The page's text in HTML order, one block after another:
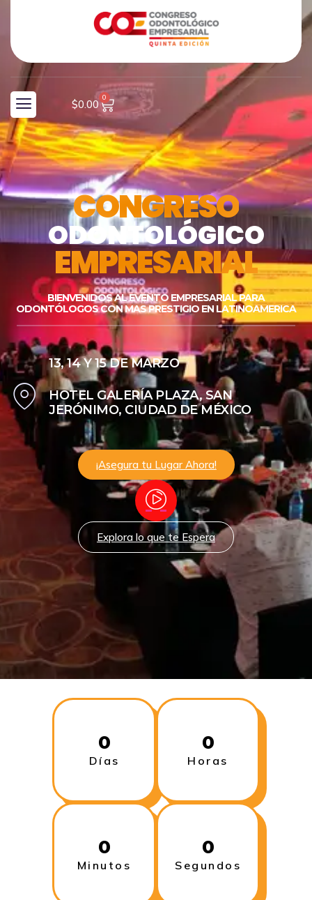
$0.00
0
CONGRESO
ODONTOLÓGICO
EMPRESARIAL
BIENVENIDOS AL EVENTO EMPRESARIAL PARA
ODONTÓLOGOS CON MAS PRESTIGIO EN LATINOAMERICA
13, 14 Y 15 DE MARZO
HOTEL GALERÍA PLAZA, SAN
JERÓNIMO, CIUDAD DE MÉXICO​
¡Asegura tu Lugar Ahora!
Explora lo que te Espera
0
Días
0
Horas
0
Minutos
0
Segundos